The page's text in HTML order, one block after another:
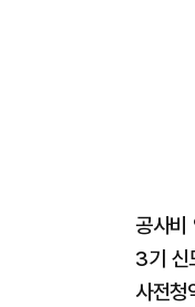
공사비
3기 신
사전청